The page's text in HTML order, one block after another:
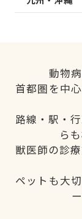
動物
首都圏を中
路線・駅・
ら
獣医師の診
ペットも大